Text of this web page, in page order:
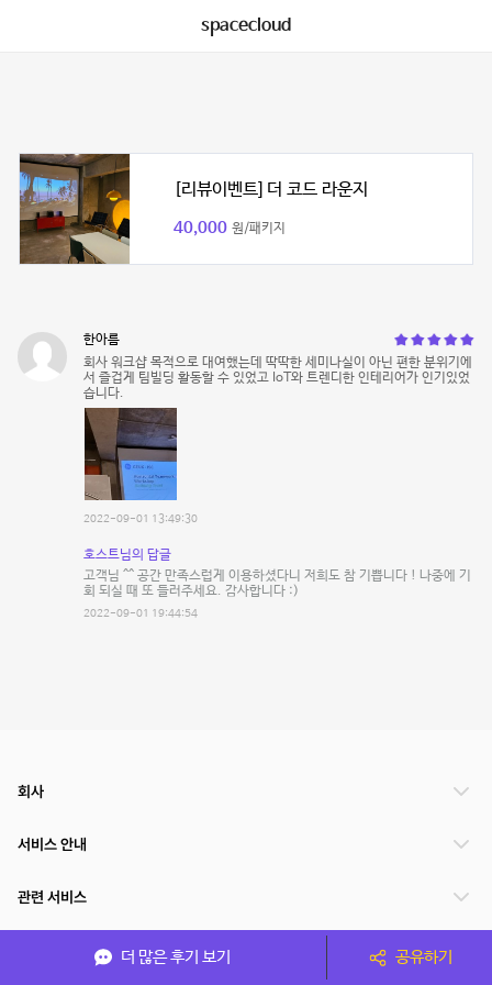
spacecloud
[리뷰이벤트] 더 코드 라운지
40,000 원/패키지
한아름
회사 워크샵 목적으로 대여했는데 딱딱한 세미나실이 아닌 편한 분위기에
서 즐겁게 팀빌딩 활동할 수 있었고 IoT와 트렌디한 인테리어가 인기있었
습니다.
2022-09-01 13:49:30
호스트님의 답글
고객님 ^^ 공간 만족스럽게 이용하셨다니 저희도 참 기쁩니다 ! 나중에 기
회 되실 때 또 들러주세요. 감사합니다 :)
2022-09-01 19:44:54
더 많은 후기 보기 공유하기
회사
서비스 안내
관련 서비스